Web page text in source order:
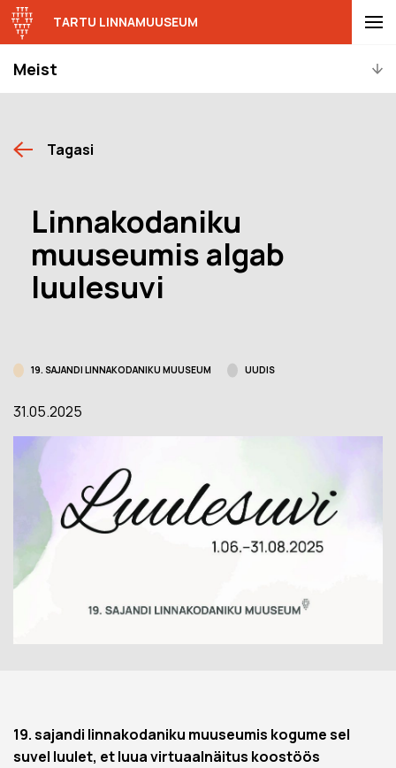
Meist
TARTU LINNAMUUSEUM
Tagasi
Linnakodaniku
muuseumis algab
luulesuvi
19. SAJANDI LINNAKODANIKU MUUSEUM UUDIS
31.05.2025
19. sajandi linnakodaniku muuseumis kogume sel
suvel luulet, et luua virtuaalnäitus koostöös